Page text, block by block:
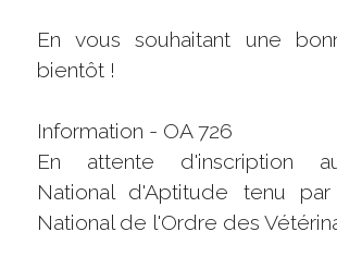
En vous souhaitant une
bientôt !
Information - OA 726
En attente d'inscription
National d'Aptitude tenu
National de l'Ordre des